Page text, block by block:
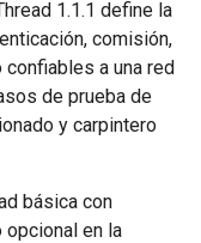
1.1.1 define la
comisión,
a una red
de prueba de
y carpintero
básica con
opcional en la